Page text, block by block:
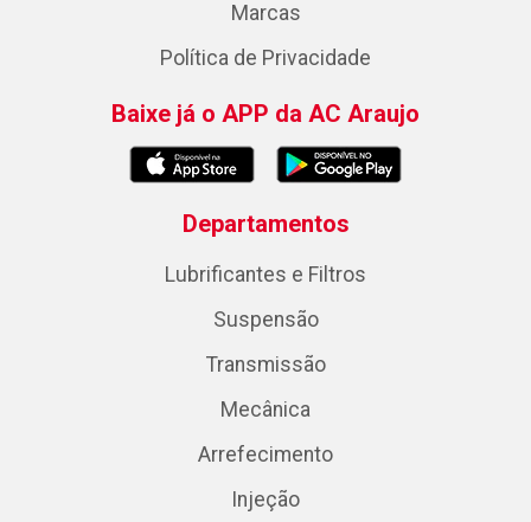
Marcas
Política de Privacidade
Baixe já o APP da AC Araujo
Departamentos
Lubrificantes e Filtros
Suspensão
Transmissão
Mecânica
Arrefecimento
Injeção